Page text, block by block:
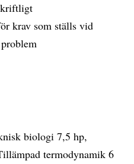
krav som ställs vid
biologi 7,5 hp,
termodynamik 6